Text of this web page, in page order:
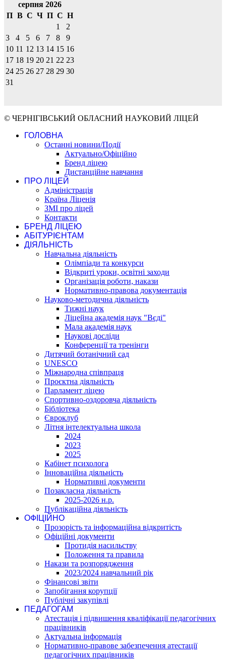
серпня 2026
П В С Ч П С Н
1
2
3
4 5 6 7 8
9
10 11 12 13 14 15 16
17 18 19 20 21 22 23
24 25 26 27 28 29 30
31
© ЧЕРНІГІВСЬКИЙ ОБЛАСНИЙ НАУКОВИЙ ЛІЦЕЙ
ГОЛОВНА
Останні новини/Події
Актуально/Офіційно
Бренд ліцею
Дистанційне навчання
ПРО ЛІЦЕЙ
Адміністрація
Країна Ліценія
ЗМІ про ліцей
Контакти
БРЕНД ЛІЦЕЮ
АБІТУРІЄНТАМ
ДІЯЛЬНІСТЬ
Навчальна діяльність
Олімпіади та конкурси
Відкриті уроки, освітні заходи
Організація роботи, накази
Нормативно-правова документація
Науково-методична діяльність
Тижні наук
Ліцейна академія наук "Вєді"
Мала академія наук
Наукові досліди
Конференції та тренінги
Дитячий ботанічний сад
UNESCO
Міжнародна співпраця
Проєктна діяльність
Парламент ліцею
Спортивно-оздоровча діяльність
Бібліотека
Євроклуб
Літня інтелектуальна школа
2024
2023
2025
Кабінет психолога
Інноваційна діяльність
Нормативні документи
Позакласна діяльність
2025-2026 н.р.
Публікаційна діяльність
ОФІЦІЙНО
Прозорість та інформаційна відкритість
Офіційні документи
Протидія насильству
Положення та правила
Накази та розпорядження
2023/2024 навчальний рік
Фінансові звіти
Запобігання корупції
Публічні закупівлі
ПЕДАГОГАМ
Атестація і підвишення кваліфікації педагогічних
працівників
Актуальна інформація
Нормативно-правове забезпечення атестації
педагогічних працівників